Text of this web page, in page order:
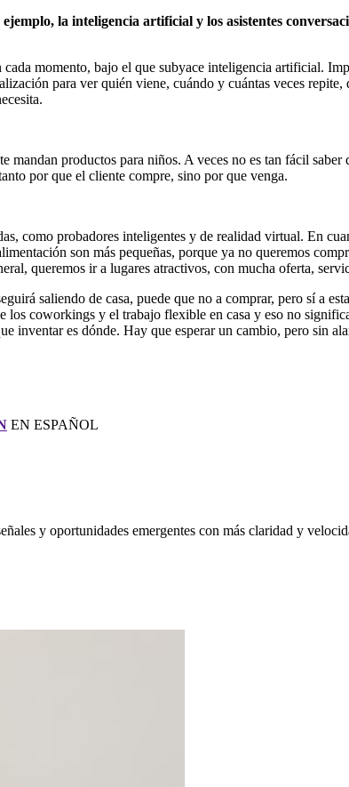
la inteligencia artificial y los asistentes
momento, bajo el que subyace inteligencia artificial.
para ver quién viene, cuándo y cuántas veces
productos para niños. A veces no es tan fácil
por que el cliente compre, sino por que venga.
como probadores inteligentes y de realidad virtual. En
son más pequeñas, porque ya no queremos
queremos ir a lugares atractivos, con mucha oferta,
saliendo de casa, puede que no a comprar, pero sí a
coworkings y el trabajo flexible en casa y eso no
inventar es dónde. Hay que esperar un cambio, pero sin
EN ESPAÑOL
y oportunidades emergentes con más claridad y